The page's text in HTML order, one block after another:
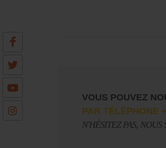
VOUS POUVEZ
PAR TÉLÉPHONE
N'HÉSITEZ PAS,